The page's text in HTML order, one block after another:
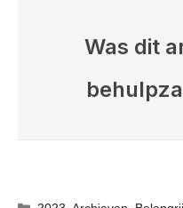
Was dit